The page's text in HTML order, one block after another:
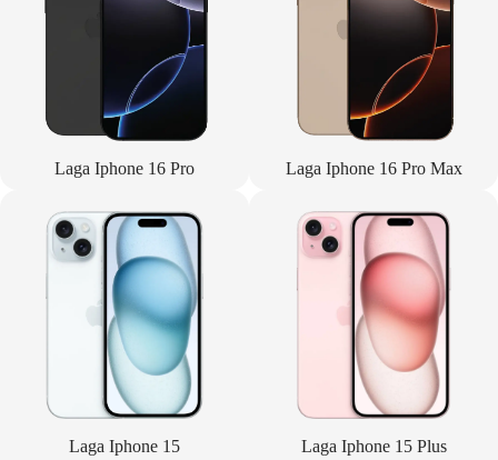
Laga Iphone 16 Pro Laga Iphone 16 Pro Max
Laga Iphone 15 Laga Iphone 15 Plus